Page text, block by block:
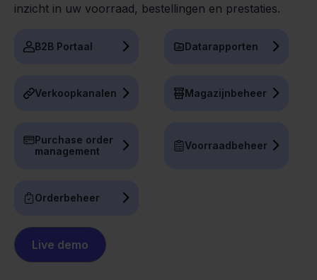
inzicht in uw voorraad, bestellingen en prestaties.
B2B Portaal Datarapporten
Verkoopkanalen Magazijnbeheer
Purchase order
management
Voorraadbeheer
Orderbeheer
Live demo